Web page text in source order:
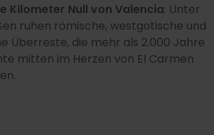
Kilometer Null von Valencia. Unter
ruhen römische, westgotische und
Überreste, die mehr als 2.000 Jahre
mitten im Herzen von El Carmen